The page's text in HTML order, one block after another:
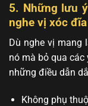
5. Những lưu
nghe vị xóc
Dù nghe vị mang
nó mà bỏ qua các
những điều dẫn
Không phụ